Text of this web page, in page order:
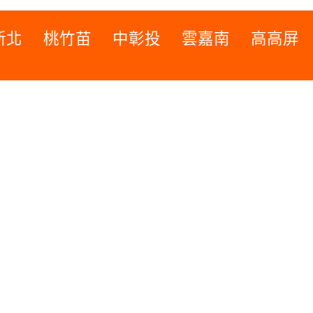
北 桃竹苗 中彰投 雲嘉南 高高屏